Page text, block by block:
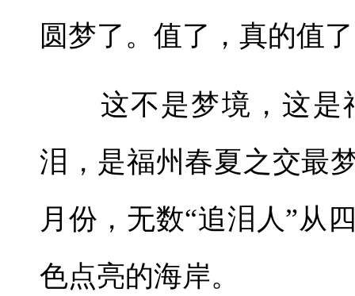
圆梦了。值了，真的值
这不是梦境，这是
泪，是福州春夏之交最
月份，无数“追泪人”从
色点亮的海岸。